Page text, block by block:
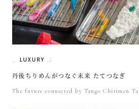
LUXURY
丹後ちりめんがつなぐ未来 たてつなぎ
The future connected by Tango Chirimen